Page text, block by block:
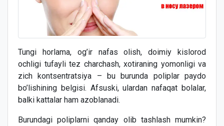
Tungi horlama, og’ir nafas olish, doimiy kislorod
ochligi tufayli tez charchash, xotiraning yomonligi va
zich kontsentratsiya – bu burunda poliplar paydo
bo’lishining belgisi. Afsuski, ulardan nafaqat bolalar,
balki kattalar ham azoblanadi.
Burundagi poliplarni qanday olib tashlash mumkin?